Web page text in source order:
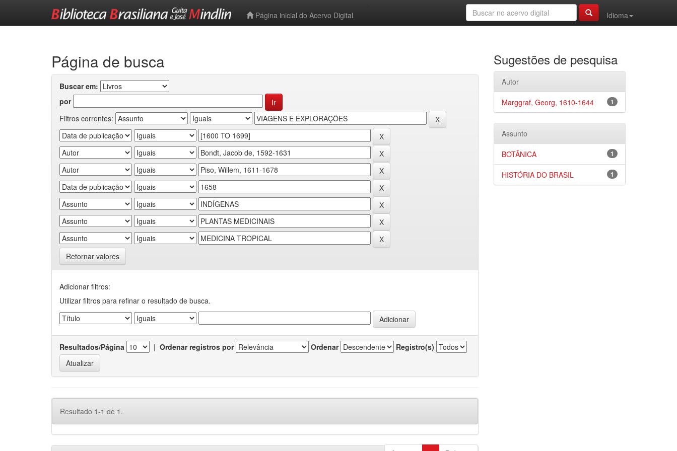
Página inicial do Acervo Digital
Idioma
Página de busca
Buscar em:
por
Filtros correntes:
Retornar valores
Adicionar filtros:
Utilizar filtros para refinar o resultado de busca.
Resultados/Página | Ordenar registros por Ordenar Registro(s)
Resultado 1-1 de 1.
Sugestões de pesquisa
Autor
1
Marggraf, Georg, 1610-1644
Assunto
1
BOTÂNICA
1
HISTÓRIA DO BRASIL